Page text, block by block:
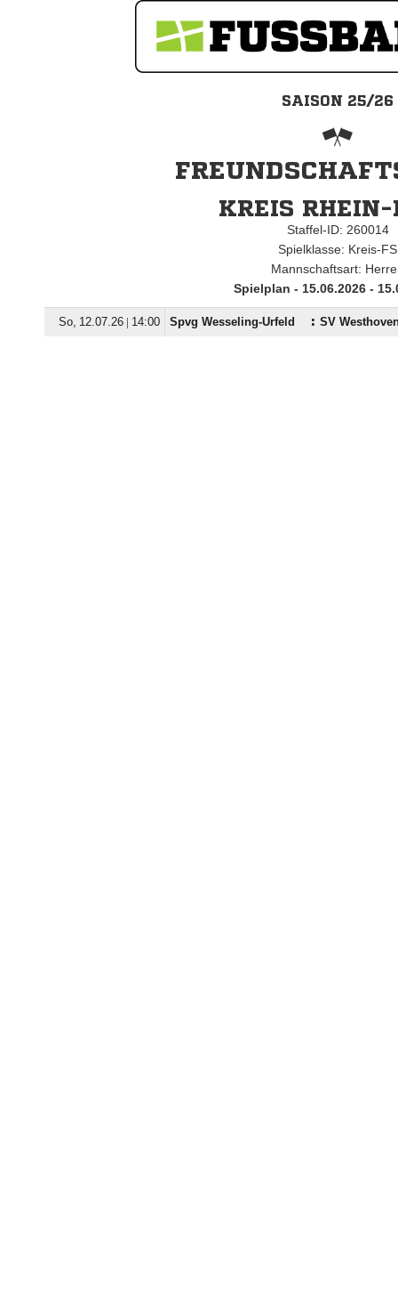
SAISON 25/26
KREIS RHEIN-
Staffel-ID: 260014
Spielklasse: Kreis-FS
Mannschaftsart:
Spielplan - 15.06.2026 -
  |  Spvg Wesseling-Urfeld : SV